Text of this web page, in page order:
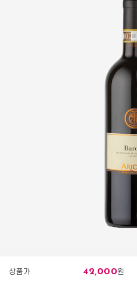
상품가 42,000원